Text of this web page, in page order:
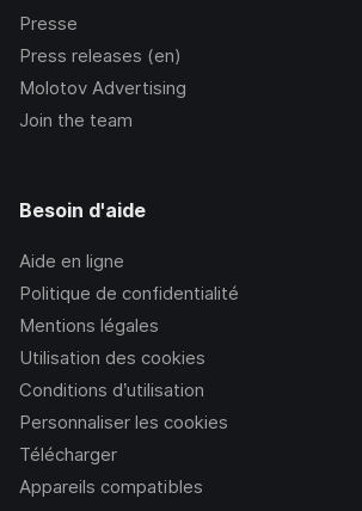
Presse
Press releases (en)
Molotov Advertising
Join the team
Besoin d'aide
Aide en ligne
Politique de confidentialité
Mentions légales
Utilisation des cookies
Conditions d’utilisation
Personnaliser les cookies
Télécharger
Appareils compatibles